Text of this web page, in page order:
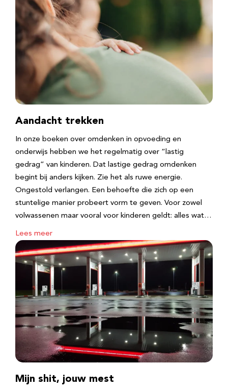
Aandacht trekken
In onze boeken over omdenken in opvoeding en
onderwijs hebben we het regelmatig over “lastig
gedrag” van kinderen. Dat lastige gedrag omdenken
begint bij anders kijken. Zie het als ruwe energie.
Ongestold verlangen. Een behoefte die zich op een
stuntelige manier probeert vorm te geven. Voor zowel
volwassenen maar vooral voor kinderen geldt: alles wat…
Lees meer
Mijn shit, jouw mest